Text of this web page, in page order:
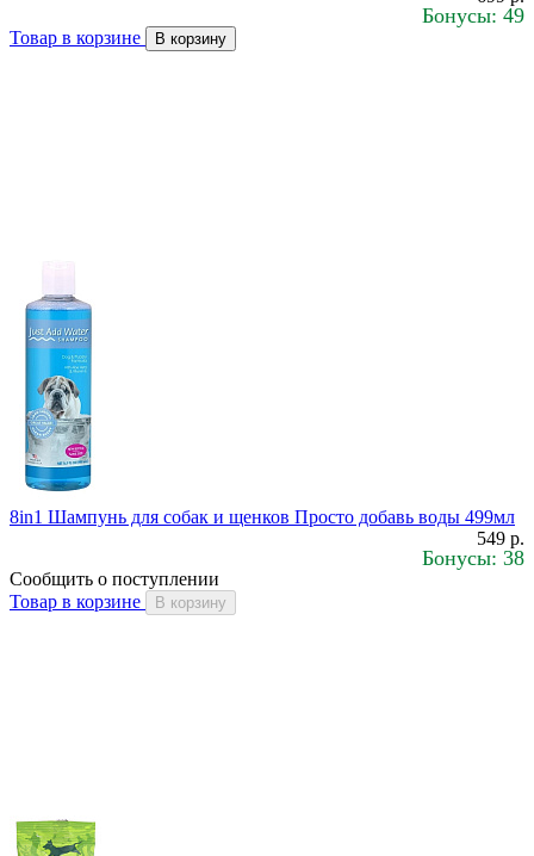
Бонусы: 49
Товар в корзине В корзину
8in1 Шампунь для собак и щенков Просто добавь воды 499мл
549 р.
Бонусы: 38
Сообщить о поступлении
Товар в корзине
В корзину